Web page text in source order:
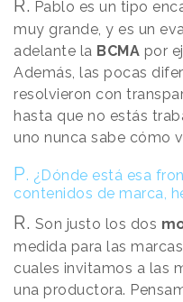
R. Pablo es un tipo
muy grande, y es un
adelante la BCMA por
Además, las pocas
resolvieron con
hasta que no estás
uno nunca sabe cómo
P. ¿Dónde está esa
contenidos de marca,
R. Son justo los dos
medida para las
cuales invitamos a las
una productora.